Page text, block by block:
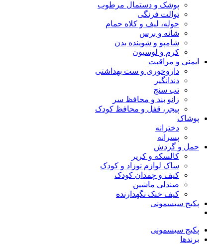
پوشک و دستمال مرطوب
توالت فرنگی
حوله، لیف و کلاه حمام
شانه و برس
شامپو و شوینده بدن
کرم و لوسیون
ایمنی و مراقبت
داروخوری و ست بهداشتی
دندانگیر
تب‌ سنج
زانو بند و محافظ سر
پیجر، قفل و محافظ کودک
پوشاک
دخترانه
پسرانه
حمل و گردش
کالسکه و کریر
ساک لوازم نوزاد و کودک
کیف و چمدان کودک
صندلی ماشین
کیف خنک نگهدارنده
پکیج سیسمونی
پکیج سیسمونی
برندها